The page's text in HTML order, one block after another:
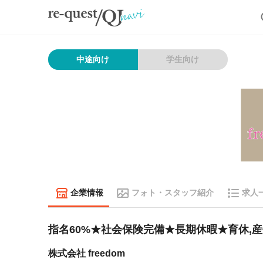
中途向け 学生向け
企業情報 フォト・スタッフ紹介 求人
指名60%★社会保険完備★長期休暇★育休,
株式会社 freedom